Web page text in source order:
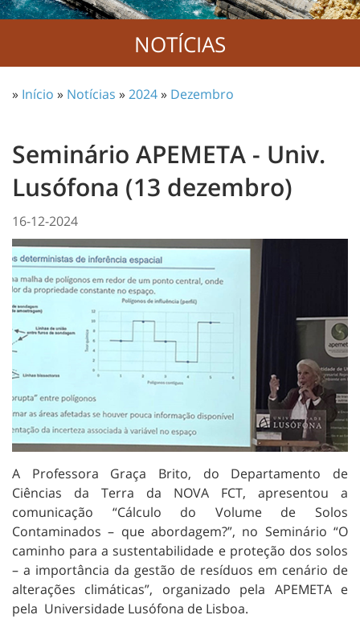
NOTÍCIAS
» Início » Notícias »2024» Dezembro
Seminário APEMETA - Univ.
Lusófona (13 dezembro)
16-12-2024
A Professora Graça Brito, do Departamento de
Ciências da Terra da NOVA FCT, apresentou a
comunicação “Cálculo do Volume de Solos
Contaminados – que abordagem?”, no Seminário “O
caminho para a sustentabilidade e proteção dos solos
– a importância da gestão de resíduos em cenário de
alterações climáticas”, organizado pela APEMETA e
pela Universidade Lusófona de Lisboa.